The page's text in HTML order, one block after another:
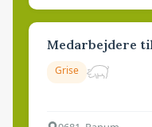
Medarbejdere
Grise